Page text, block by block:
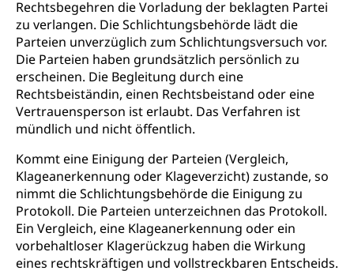
Rechtsbegehren die Vorladung der beklagten Partei
zu verlangen. Die Schlichtungsbehörde lädt die
Parteien unverzüglich zum Schlichtungsversuch vor.
Die Parteien haben grundsätzlich persönlich zu
erscheinen. Die Begleitung durch eine
Rechtsbeiständin, einen Rechtsbeistand oder eine
Vertrauensperson ist erlaubt. Das Verfahren ist
mündlich und nicht öffentlich.
Kommt eine Einigung der Parteien (Vergleich,
Klageanerkennung oder Klageverzicht) zustande, so
nimmt die Schlichtungsbehörde die Einigung zu
Protokoll. Die Parteien unterzeichnen das Protokoll.
Ein Vergleich, eine Klageanerkennung oder ein
vorbehaltloser Klagerückzug haben die Wirkung
eines rechtskräftigen und vollstreckbaren Entscheids.
Zentrum für Brückenangebote
Studienwahl- und Studienbearatung
Fachklasse Grafik
Gesundheitsmittelschule
Informatikmittelschule
Wirtschaftsmittelschule
FMS und Vollzeitschulen mit BM
Primarschule
Sekundarschule
Schulpflicht
Kindergarten & Basisstufe
Förderangebote
Sonderschulung
Musikschulen
Schulferien
Früherziehung
Schuldienste
Studienbeihilfe, Stipendien, Ausbildungsdarlehen
Stipendien Universität Luzern unilu
Finanzielle Unterstützung für Ausbildung
Pflege HF oder Studium Pflege FH
Fachstelle Stipendien (beruf.lu.ch)
Studienbeiträge Höhere Berufsbildung
Finanzielle Unterstützung Pädagogische
Hochschule PHLU
Stipendien Hochschule Luzern hslu
Universität
Technische Hochschule, Studium,
Hochschulstudium, Universitätsstudium,
universitäre Ausbildung, akademische Ausbildung,
Hochschulbildung, Hochschule, universitäre
Weiterbildung, Forschung, Entwicklung,
Dienstleistungen, Hochschule Luzern,
Fachhochschule Zentralschweiz, HSLU,
Pädagogische Hochschule Luzern, PH Luzern, UniLU,
swissuniversities (Dachorganisation der Schweizer
Hochschulen)
swissuniversities
Vorschule